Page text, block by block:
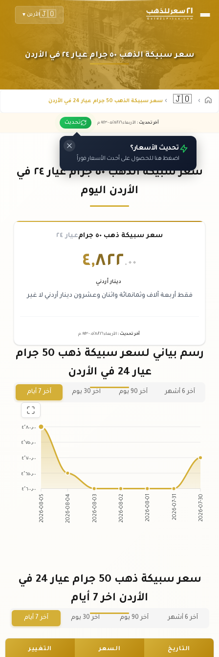
🇯🇴الأردن ▼
سعر سبيكة الذهب ٥٠ جرام عيار ٢٤ في الأردن
🇯🇴 سعر سبيكة الذهب 50 جرام عيار 24 في الأردن
آخر تحديث : الأربعاء ٠٥ /٠٨/٢٠٢٦ - ٠٩:٢٣ م تحديث
تحديث الأسعار؟
اضغط هنا للحصول على أحدث الأسعار فوراً
سعر سبيكة الذهب ٥٠ جرام عيار ٢٤ في
الأردن اليوم
سعر سبيكة ذهب ٥٠ جرام عيار ٢٤
٤,٨٢٢.٠٠
دينار أردني
فقط أربعة آلاف وثمانمائة واثنان وعشرون دينار أردني لا غير
آخر تحديث : الأربعاء ٠٥ /٠٨/٢٠٢٦ - ٠٩:٢٣م
رسم بياني لسعر سبيكة ذهب 50 جرام
عيار 24 في الأردن
آخر 6 أشهر آخر 90 يوم آخر 30 يوم آخر 7 أيام
٤٬٨٠٠٫٠٠
٤٬٧٥٠٫٠٠
٤٬٧٠٠٫٠٠
٤٬٦٥٠٫٠٠
٤٬٦٠٠٫٠٠
2026-08-05 2026-08-04 2026-08-03 2026-08-02 2026-08-01 2026-07-31 2026-07-30
سعر سبيكة ذهب 50 جرام عيار 24 في
الأردن اخر 7 أيام
آخر 6 أشهر آخر 90 يوم آخر 30 يوم آخر 7 أيام
التاريخ السعر التغيير